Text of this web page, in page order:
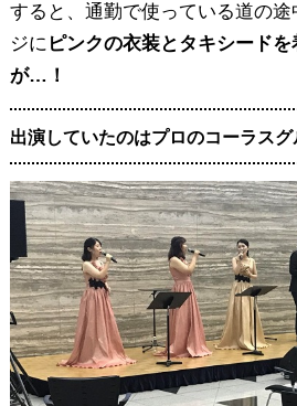
すると、通勤で使っている道の
ジに ピンクの衣装とタキシード
が…！
出演していたのはプロのコーラスグ